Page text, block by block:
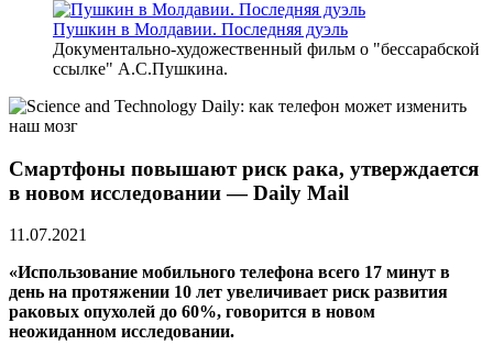
Пушкин в Молдавии. Последняя дуэль
Документально-художественный фильм о "бессарабской
ссылке" А.С.Пушкина.
Смартфоны повышают риск рака, утверждается
в новом исследовании — Daily Mail
11.07.2021
«Использование мобильного телефона всего 17 минут в
день на протяжении 10 лет увеличивает риск развития
раковых опухолей до 60%, говорится в новом
неожиданном исследовании.